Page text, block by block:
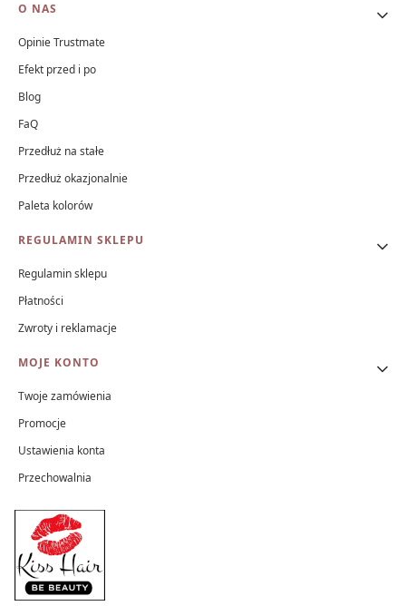
O NAS
Opinie Trustmate
Efekt przed i po
Blog
FaQ
Przedłuż na stałe
Przedłuż okazjonalnie
Paleta kolorów
REGULAMIN SKLEPU
Regulamin sklepu
Płatności
Zwroty i reklamacje
MOJE KONTO
Twoje zamówienia
Promocje
Ustawienia konta
Przechowalnia